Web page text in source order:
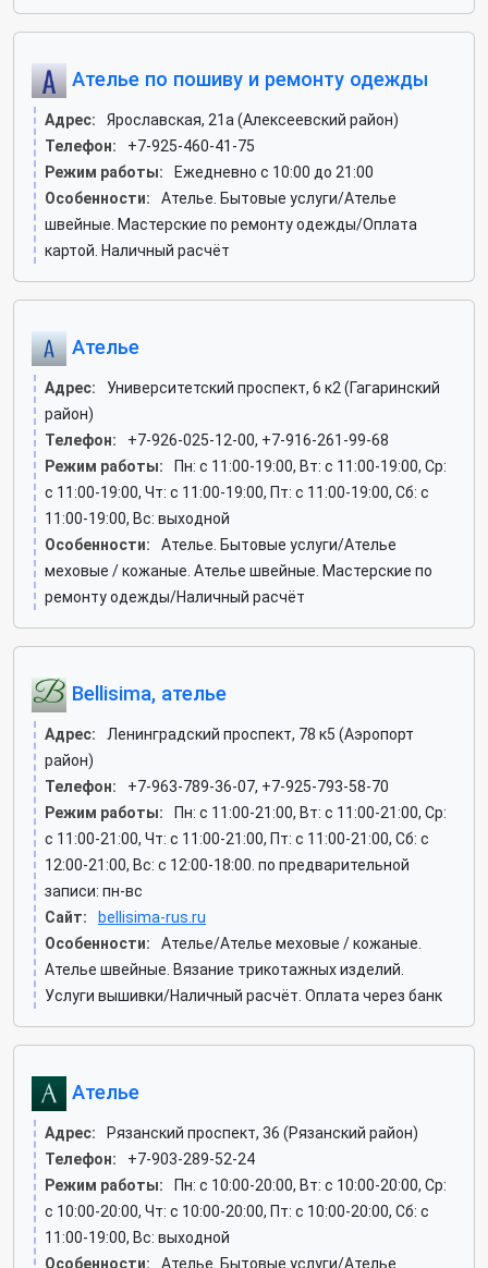
Ателье по пошиву и ремонту одежды
Адрес:
Ярославская, 21а (Алексеевский район)
Телефон:
+7-925-460-41-75
Режим работы:
Ежедневно с 10:00 до 21:00
Особенности:
Ателье. Бытовые услуги/Ателье
швейные. Мастерские по ремонту одежды/Оплата
картой. Наличный расчёт
Ателье
Адрес:
Университетский проспект, 6 к2 (Гагаринский
район)
Телефон:
+7-926-025-12-00, +7-916-261-99-68
Режим работы:
Пн: c 11:00-19:00, Вт: c 11:00-19:00, Ср:
c 11:00-19:00, Чт: c 11:00-19:00, Пт: c 11:00-19:00, Сб: c
11:00-19:00, Вс: выходной
Особенности:
Ателье. Бытовые услуги/Ателье
меховые / кожаные. Ателье швейные. Мастерские по
ремонту одежды/Наличный расчёт
Bellisima, ателье
Адрес:
Ленинградский проспект, 78 к5 (Аэропорт
район)
Телефон:
+7-963-789-36-07, +7-925-793-58-70
Режим работы:
Пн: c 11:00-21:00, Вт: c 11:00-21:00, Ср:
c 11:00-21:00, Чт: c 11:00-21:00, Пт: c 11:00-21:00, Сб: c
12:00-21:00, Вс: c 12:00-18:00. по предварительной
записи: пн-вс
Сайт:
bellisima-rus.ru
Особенности:
Ателье/Ателье меховые / кожаные.
Ателье швейные. Вязание трикотажных изделий.
Услуги вышивки/Наличный расчёт. Оплата через банк
Ателье
Адрес:
Рязанский проспект, 36 (Рязанский район)
Телефон:
+7-903-289-52-24
Режим работы:
Пн: c 10:00-20:00, Вт: c 10:00-20:00, Ср:
c 10:00-20:00, Чт: c 10:00-20:00, Пт: c 10:00-20:00, Сб: c
11:00-19:00, Вс: выходной
Особенности:
Ателье. Бытовые услуги/Ателье